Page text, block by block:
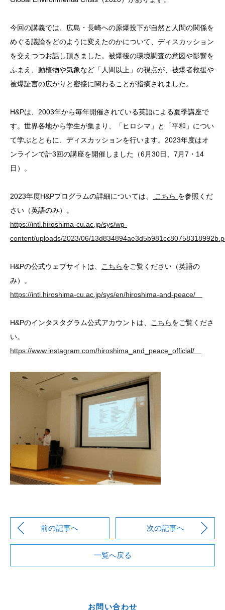
今回の講義では、広島・長崎への原爆投下が自然と人間の関係を
めぐる議論をどのように変えたのかについて、ディスカッション
を交えつつお話し頂きました。被爆後の環境調査の意図や影響を
ふまえ、動植物や気象など「人間以上」の視点が、被爆者救援や
被爆証言の広がりと密接に関わることが指摘されました。
H&Pは、2003年から毎年開催されている英語による夏季講座で
す。世界各地から学生が集まり、「ヒロシマ」と「平和」につい
て学ぶとともに、ディスカッションを行います。2023年度はオ
ンラインで計3回の講座を開催しました（6月30日、7月7・14
日）。
2023年度H&Pプログラムの詳細については、 こちら を参照くだ
さい（英語のみ）。
https://intl.hiroshima-cu.ac.jp/sys/wp-
content/uploads/2023/06/
H&Pの公式ウェブサイトは、 こちらをご覧ください（英語の
み）。
https://intl.hiroshima-cu.ac.jp/sys/en/hiroshima-and-peace/
H&Pのインタスタグラム公式アカウントは、 こちらをご覧くださ
い。
https://www.instagram.com/hiroshima_and_peace_official/
前の記事へ 次の記事へ
一覧へ戻る
お問い合わせ